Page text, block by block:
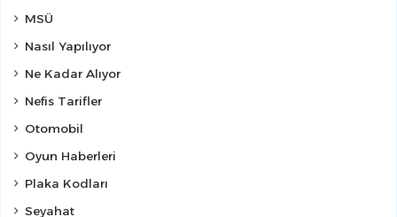
MSÜ
Nasıl Yapılıyor
Ne Kadar Alıyor
Nefis Tarifler
Otomobil
Oyun Haberleri
Plaka Kodları
Seyahat